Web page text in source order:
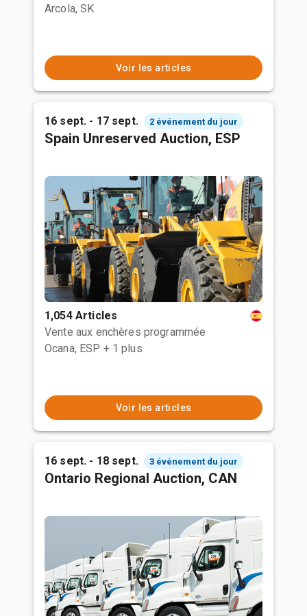
Arcola, SK
Voir les articles
16 sept. - 17 sept. 2 événement du jour
Spain Unreserved Auction, ESP
1,054 Articles
Vente aux enchères programmée
Ocana, ESP + 1 plus
Voir les articles
16 sept. - 18 sept. 3 événement du jour
Ontario Regional Auction, CAN